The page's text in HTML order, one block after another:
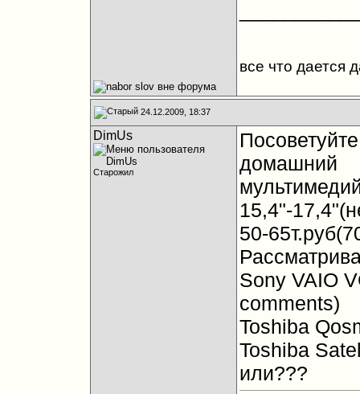
все что дается
24.12.2009, 18:37
DimUs
Старожил
домашний
15,4"-
50-
Sony VAIO
comments)
Toshiba
Toshiba
или???